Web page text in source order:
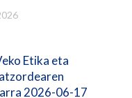
Etika eta
2026-06-17